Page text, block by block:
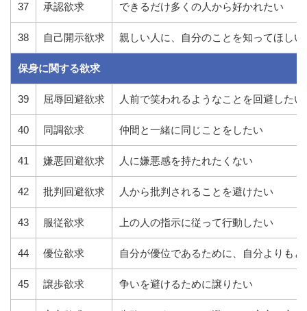
37 承認欲求 できるだけ多くの人から好かれたい
38 自己開示欲求 親しい人に、自分のことを知ってほしい
保身に関する欲求
39 屈辱回避欲求 人前で笑われるようなことを回避したい
40 同調欲求 仲間と一緒に同じことをしたい
41 嫌悪回避欲求 人に嫌悪感を持たれたくない
42 批判回避欲求 人から批判されることを避けたい
43 服従欲求 上の人の指示に従って行動したい
44 優位欲求 自分が優位であるために、自分よりも
45 譲歩欲求 争いを避けるために譲りたい